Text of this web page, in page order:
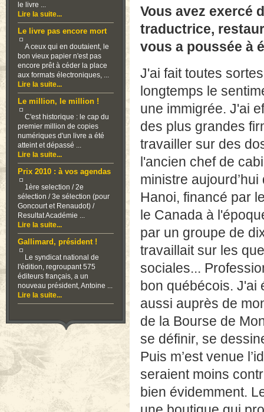
le livre ...
Lire la suite...
Le livre pas encore mort
A ceux qui en doutaient, le
bon vieux papier n'est pas
encore prêt à céder la place
aux formats électroniques, ...
Lire la suite...
Le million, le million !
C'est historique : le cap du
premier million de copies
numériques d'un livre a été
atteint et dépassé ...
Lire la suite...
Prix 2010 : à vos agendas
1ère selection / 2e
sélection / 3e sélection (pour
Goncourt et Renaudot) /
Resultat Académie ...
Lire la suite...
Gallimard, président !
Le syndicat national de
l'édition, regroupant 575
éditeurs français, a un
nouveau président, Antoine ...
Lire la suite...
Vous avez exercé
traductrice,
vous a poussée à
J'ai fait toutes
longtemps le
une immigrée. J'ai
des plus grandes
travailler sur des
l'ancien chef de
ministre
Hanoi, financé par
le Canada à
par un groupe de
travaillait sur les
sociales...
bon québécois. J'ai
aussi auprès de
de la Bourse de
se définir, se
Puis m’est venue
seraient moins
bien évidemment.